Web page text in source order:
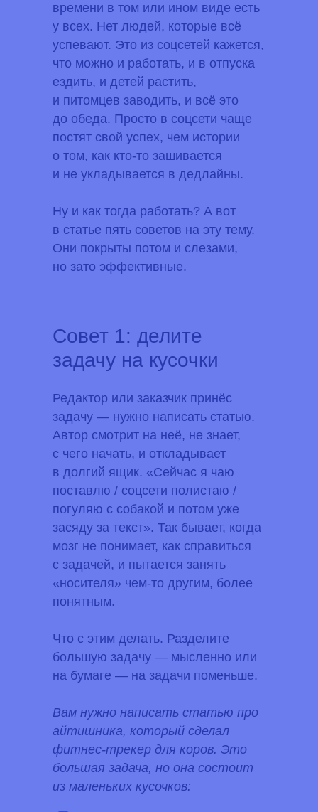
времени в том или ином виде есть
у всех. Нет людей, которые всё
успевают. Это из соцсетей кажется,
что можно и работать, и в отпуска
ездить, и детей растить,
и питомцев заводить, и всё это
до обеда. Просто в соцсети чаще
постят свой успех, чем истории
о том, как кто-то зашивается
и не укладывается в дедлайны.
Ну и как тогда работать? А вот
в статье пять советов на эту тему.
Они покрыты потом и слезами,
но зато эффективные.
Совет 1: делите
задачу на кусочки
Редактор или заказчик принёс
задачу — нужно написать статью.
Автор смотрит на неё, не знает,
с чего начать, и откладывает
в долгий ящик. «Сейчас я чаю
поставлю / соцсети полистаю /
погуляю с собакой и потом уже
засяду за текст». Так бывает, когда
мозг не понимает, как справиться
с задачей, и пытается занять
«носителя» чем-то другим, более
понятным.
Что с этим делать. Разделите
большую задачу — мысленно или
на бумаге — на задачи поменьше.
Вам нужно написать статью про
айтишника, который сделал
фитнес-трекер для коров. Это
большая задача, но она состоит
из маленьких кусочков: